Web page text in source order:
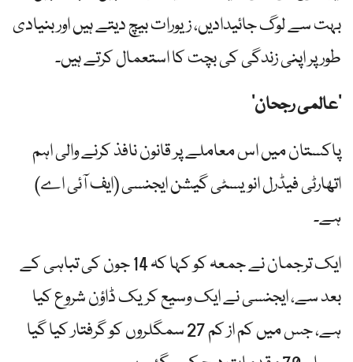
بہت سے لوگ جائیدادیں، زیورات بیچ دیتے ہیں اور بنیادی
طور پر اپنی زندگی کی بچت کا استعمال کرتے ہیں۔
‘عالمی رجحان’
پاکستان میں اس معاملے پر قانون نافذ کرنے والی اہم
اتھارٹی فیڈرل انویسٹی گیشن ایجنسی (ایف آئی اے)
ہے۔
ایک ترجمان نے جمعہ کو کہا کہ 14 جون کی تباہی کے
بعد سے، ایجنسی نے ایک وسیع کریک ڈاؤن شروع کیا
ہے، جس میں کم از کم 27 سمگلروں کو گرفتار کیا گیا